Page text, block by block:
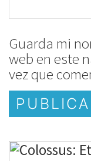
Guarda mi
web en este
vez que